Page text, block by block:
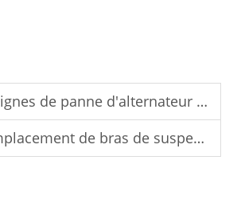
de panne d'alternateur : comment éviter une batterie à plat
de bras de suspension : tutoriel étape par étape pour débutants